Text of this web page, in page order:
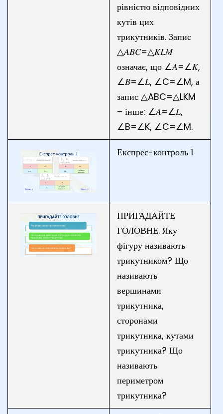
рівністю відповідних
кутів цих
трикутників. Запис
△𝐴𝐵𝐶=△𝐾𝐿𝑀
означає, що ∠𝐴=∠𝐾,
∠𝐵=∠𝐿, ∠C=∠M, а
запис △ABC=△LKM
– інше: ∠𝐴=∠𝐿,
∠B=∠K, ∠C=∠M.
Експрес-контроль 1
ПРИГАДАЙТЕ
ГОЛОВНЕ. Яку
фігуру називають
трикутником? Що
називають
вершинами
трикутника,
сторонами
трикутника, кутами
трикутника? Що
називають
периметром
трикутника?